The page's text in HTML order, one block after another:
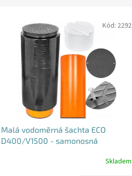
Malá vodoměrná šachta ECO
D400/V1500 - samonosná
Skladem
Kód: 2292